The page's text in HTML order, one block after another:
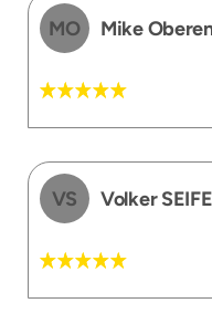
MO Mike
VS Volker